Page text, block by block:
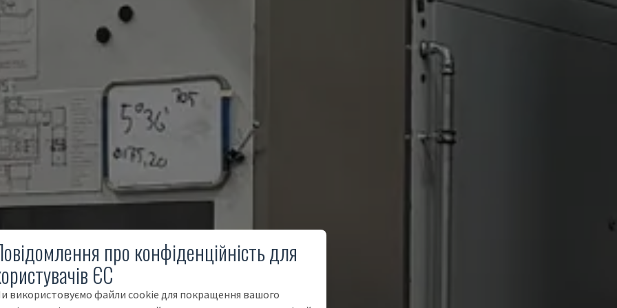
про конфіденційність для
ЄС
використовуємо файли cookie для покращення вашого